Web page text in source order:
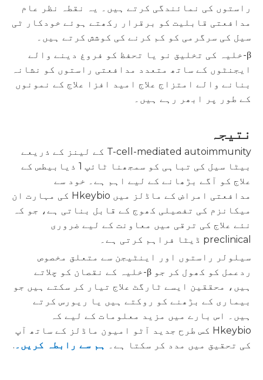
راستوں کی نمائندگی کرتے ہیں۔ یہ نقطہ نظر عام
مدافعتی قابلیت کو برقرار رکھتے ہوئے خودکار ٹی
سیل کی سرگرمی کو کم کرنے کی کوشش کرتے ہیں۔
β-خلیہ کی تخلیق نو یا تحفظ کو فروغ دینے والے
ایجنٹوں کے ساتھ متعدد مدافعتی راستوں کو نشانہ
بنانے والے امتزاج علاج امید افزا علاج کے نمونوں
کے طور پر ابھر رہے ہیں۔
نتیجہ
T-cell-mediated autoimmunity کے لینز کے ذریعے
بیٹا سیل کی تباہی کو سمجھنا ٹائپ 1 ذیابیطس کے
علاج کو آگے بڑھانے کے لیے اہم ہے۔ خود سے
مدافعتی امراض کے ماڈلز میں Hkeybio کی مہارت ان
میکانزم کی تفصیلی کھوج کے قابل بناتی ہے، جو کہ
نئے علاج کی ترقی میں معاونت کے لیے ضروری
preclinical ڈیٹا فراہم کرتی ہے۔
سیلولر راستوں اور اینٹیجن سے متعلق مخصوص
ردعمل کو کھول کر جو β-خلیہ کے نقصان کو چلاتے
ہیں، محققین ایسے ٹارگٹ علاج تیار کر سکتے ہیں جو
بیماری کے بڑھنے کو روکتے ہیں یا ریورس کرتے
ہیں۔ اس بارے میں مزید معلومات کے لیے کہ
Hkeybio کس طرح جدید آٹو امیون ماڈلز کے ساتھ آپ
کی تحقیق میں مدد کر سکتا ہے۔ ہم سے رابطہ کریں۔ .